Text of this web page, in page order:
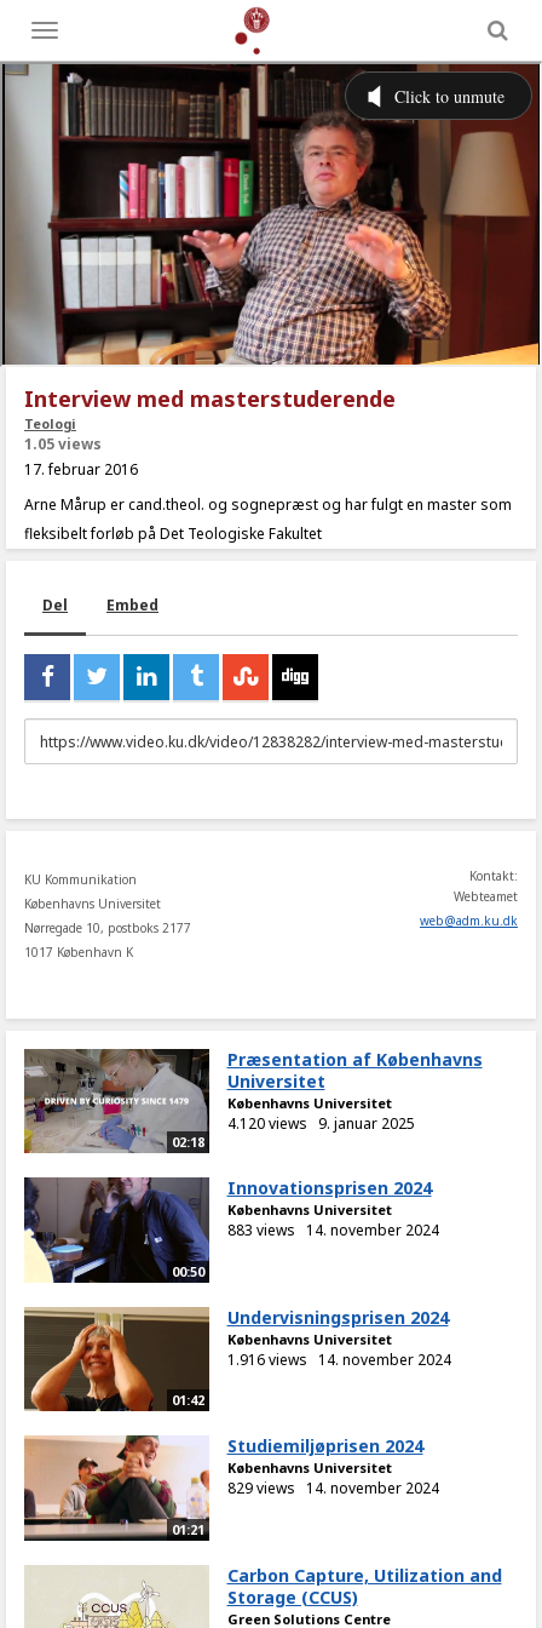
Toggle
menu
Interview med masterstuderende
Teologi
1.05 views
17. februar 2016
Arne Mårup er cand.theol. og sognepræst og har fulgt en master som
fleksibelt forløb på Det Teologiske Fakultet
Del Embed
URL
to
KU Kommunikation
Københavns Universitet
Nørregade 10, postboks 2177
1017 København K
Kontakt:
Webteamet
web@adm.ku.dk
02:18
Præsentation af Københavns
Universitet
Københavns Universitet
4.120 views 9. januar 2025
00:50
Innovationsprisen 2024
Københavns Universitet
883 views 14. november 2024
01:42
Undervisningsprisen 2024
Københavns Universitet
1.916 views 14. november 2024
01:21
Studiemiljøprisen 2024
Københavns Universitet
829 views 14. november 2024
Carbon Capture, Utilization and
Storage (CCUS)
Green Solutions Centre